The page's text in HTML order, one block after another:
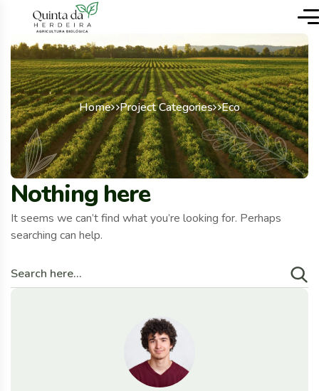
Home Project Categories Eco
Nothing here
It seems we can’t find what you’re looking for. Perhaps
searching can help.